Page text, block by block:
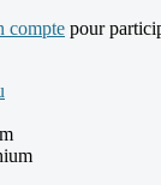
compte pour